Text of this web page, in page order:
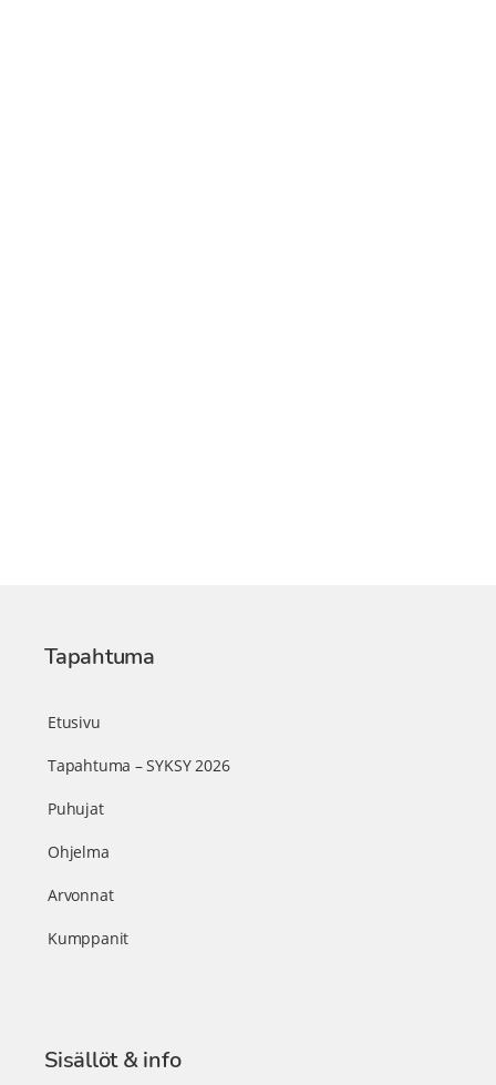
Tapahtuma
Etusivu
Tapahtuma – SYKSY 2026
Puhujat
Ohjelma
Arvonnat
Kumppanit
Sisällöt & info